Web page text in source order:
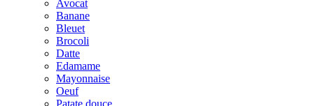
Avocat
Banane
Bleuet
Brocoli
Datte
Edamame
Mayonnaise
Oeuf
Patate douce